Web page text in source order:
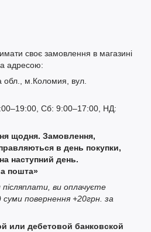
своє замовлення в магазині
адресою:
обл., м.Коломия, вул.
Сб: 9:00–17:00, НД:
щодня. Замовлення,
в день покупки,
наступний день.
пошта»
ви оплачуєте
суми повернення +20грн. за
или дебетовой банковской